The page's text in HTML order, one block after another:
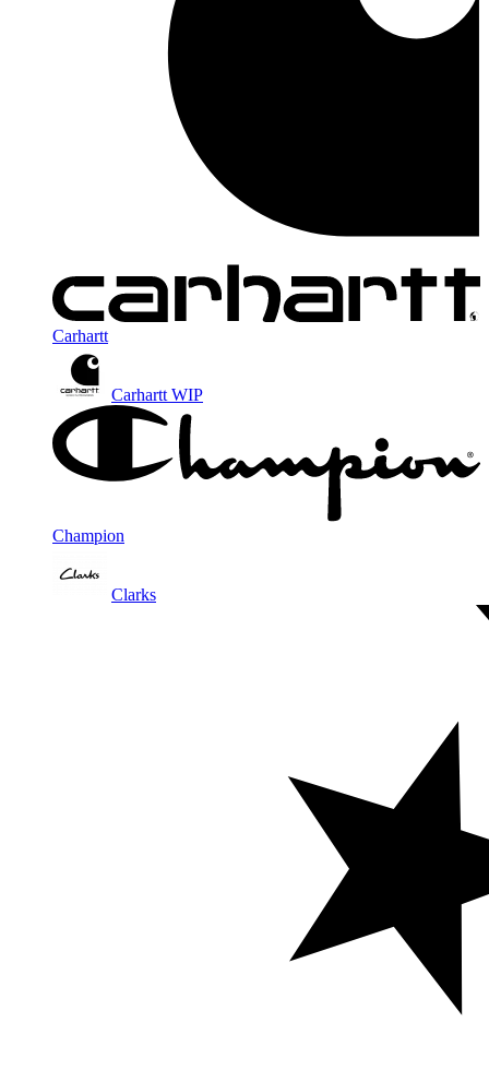
Carhartt
Carhartt WIP
Champion
Clarks